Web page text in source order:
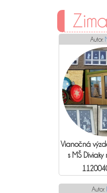
Autor:
Vianočná
s MŠ
Autor: